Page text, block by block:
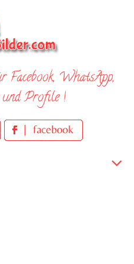
WhatsApp,
und Profile !